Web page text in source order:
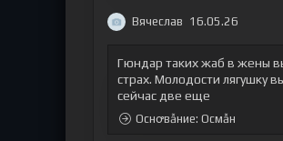
Вячеслав 16.05.26
Гюндар таких жаб в жены
страх. Молодости лягушку
сейчас две еще
Оснꝍвẫние: Осмẫн